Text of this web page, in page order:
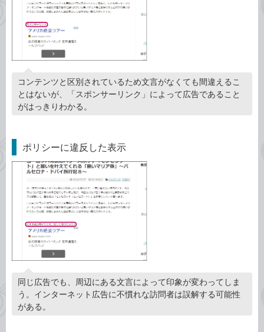
コンテンツと区別されているため文言がなくても間違えるこ
とはないが、「スポンサーリンク」によって広告であること
がはっきりわかる。
ポリシーに違反した表示
同じ広告でも、周辺にある文言によって印象が変わってしま
う。インターネット広告に不慣れな訪問者は誤解する可能性
がある。